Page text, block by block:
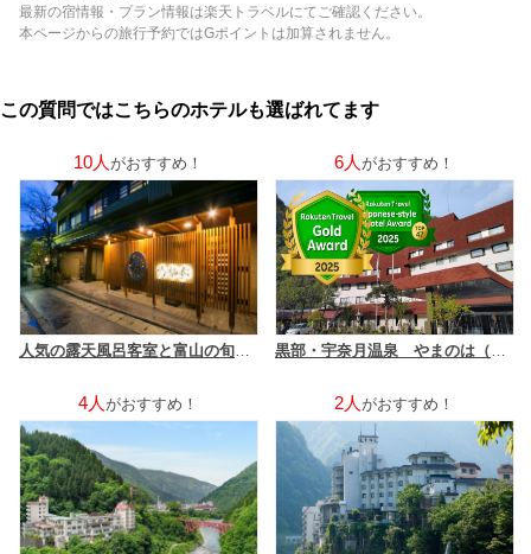
最新の宿情報・プラン情報は楽天トラベルにてご確認ください。
本ページからの旅行予約ではGポイントは加算されません。
この質問ではこちらのホテルも選ばれてます
10人 がおすすめ！ 6人 がおすすめ！
4人 がおすすめ！ 2人 がおすすめ！